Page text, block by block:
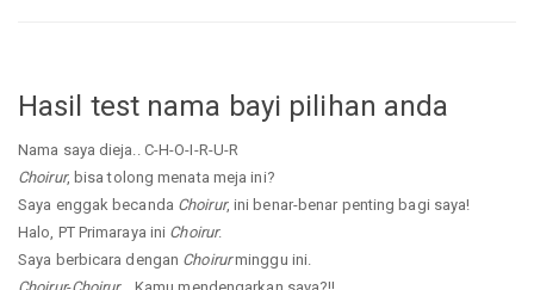
Hasil test nama bayi pilihan anda
Nama saya dieja.. C-H-O-I-R-U-R
Choirur, bisa tolong menata meja ini?
Saya enggak becanda Choirur, ini benar-benar penting bagi saya!
Halo, PT Primaraya ini Choirur.
Saya berbicara dengan Choirurminggu ini.